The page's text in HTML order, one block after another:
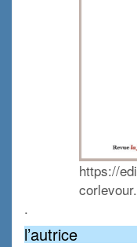
https://
.
l’autrice